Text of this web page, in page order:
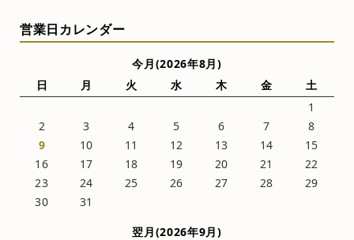
営業日カレンダー
今月(2026年8月)
日
月 火 水 木 金
土
1
2
3 4 5 6 7
8
9
10 11 12 13 14
15
16
17 18 19 20 21
22
23
24 25 26 27 28
29
30
31
翌月(2026年9月)